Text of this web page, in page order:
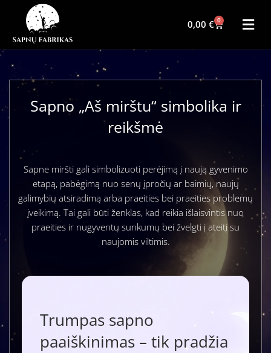
0,00 € 0
Sapno „Aš mirštu“ simbolika ir
reikšmė
Sapne miršti gali simbolizuoti perėjimą į naują gyvenimo
etapą, pabėgimą nuo senų įpročių ar baimių, naujų
galimybių atsiradimą arba praeities bei praeities problemų
įveikimą. Tai gali būti ženklas, kad reikia išlaisvintis nuo
praeities ir nugyventų sunkumų bei žvelgti į ateitį su
naujomis viltimis.
Trumpas sapno
paaiškinimas – tik pradžia